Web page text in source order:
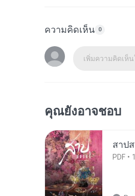
ความคิดเห็น 0
เพิ่มความคิดเห็
คุณยังอาจชอบ
สาป
PDF